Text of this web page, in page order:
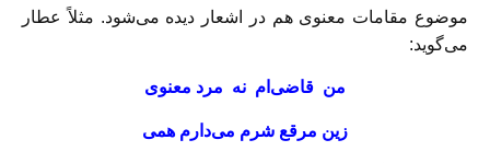
موضوع مقامات معنوی هم در اشعار دیده می‌شود. مثلاً عطار
می‌گوید:
من قاضی‌‌ام نه مرد معنوی
زین مرقع شرم می‌دارم همی